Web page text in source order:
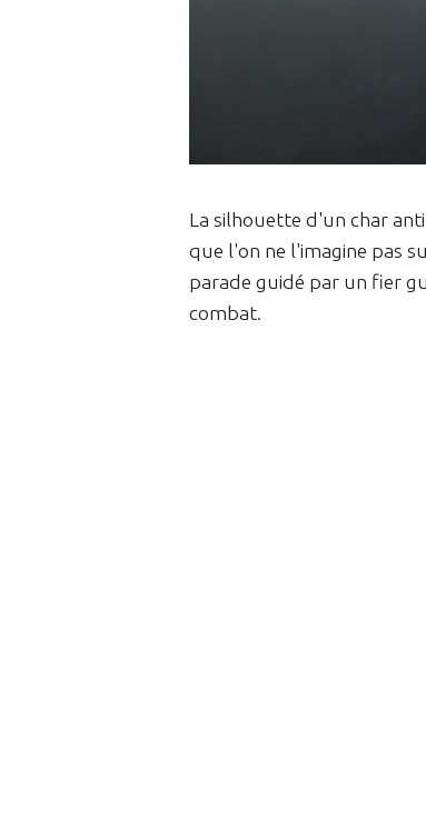
La silhouette d'un char
que l'on ne l'imagine pas
parade guidé par un fier
combat.